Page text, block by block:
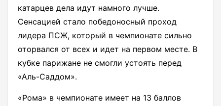
катарцев дела идут намного лучше.
Сенсацией стало победоносный проход
лидера ПСЖ, который в чемпионате сильно
оторвался от всех и идет на первом месте. В
кубке парижане не смогли устоять перед
«Аль-Саддом».
«Рома» в чемпионате имеет на 13 баллов